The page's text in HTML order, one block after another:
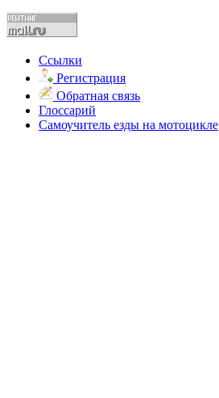
Ссылки
Регистрация
Обратная связь
Глоссарий
Самоучитель езды на мотоцикле